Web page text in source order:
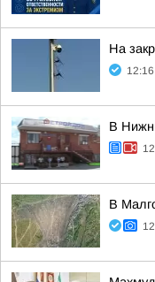
На
12:16
В
В